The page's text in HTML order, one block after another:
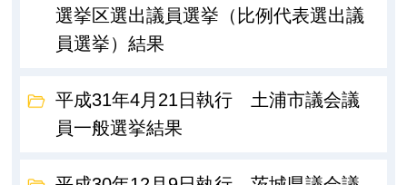
選挙区選出議員選挙（比例代表選出議
員選挙）結果
平成31年4月21日執行 土浦市議会議
員一般選挙結果